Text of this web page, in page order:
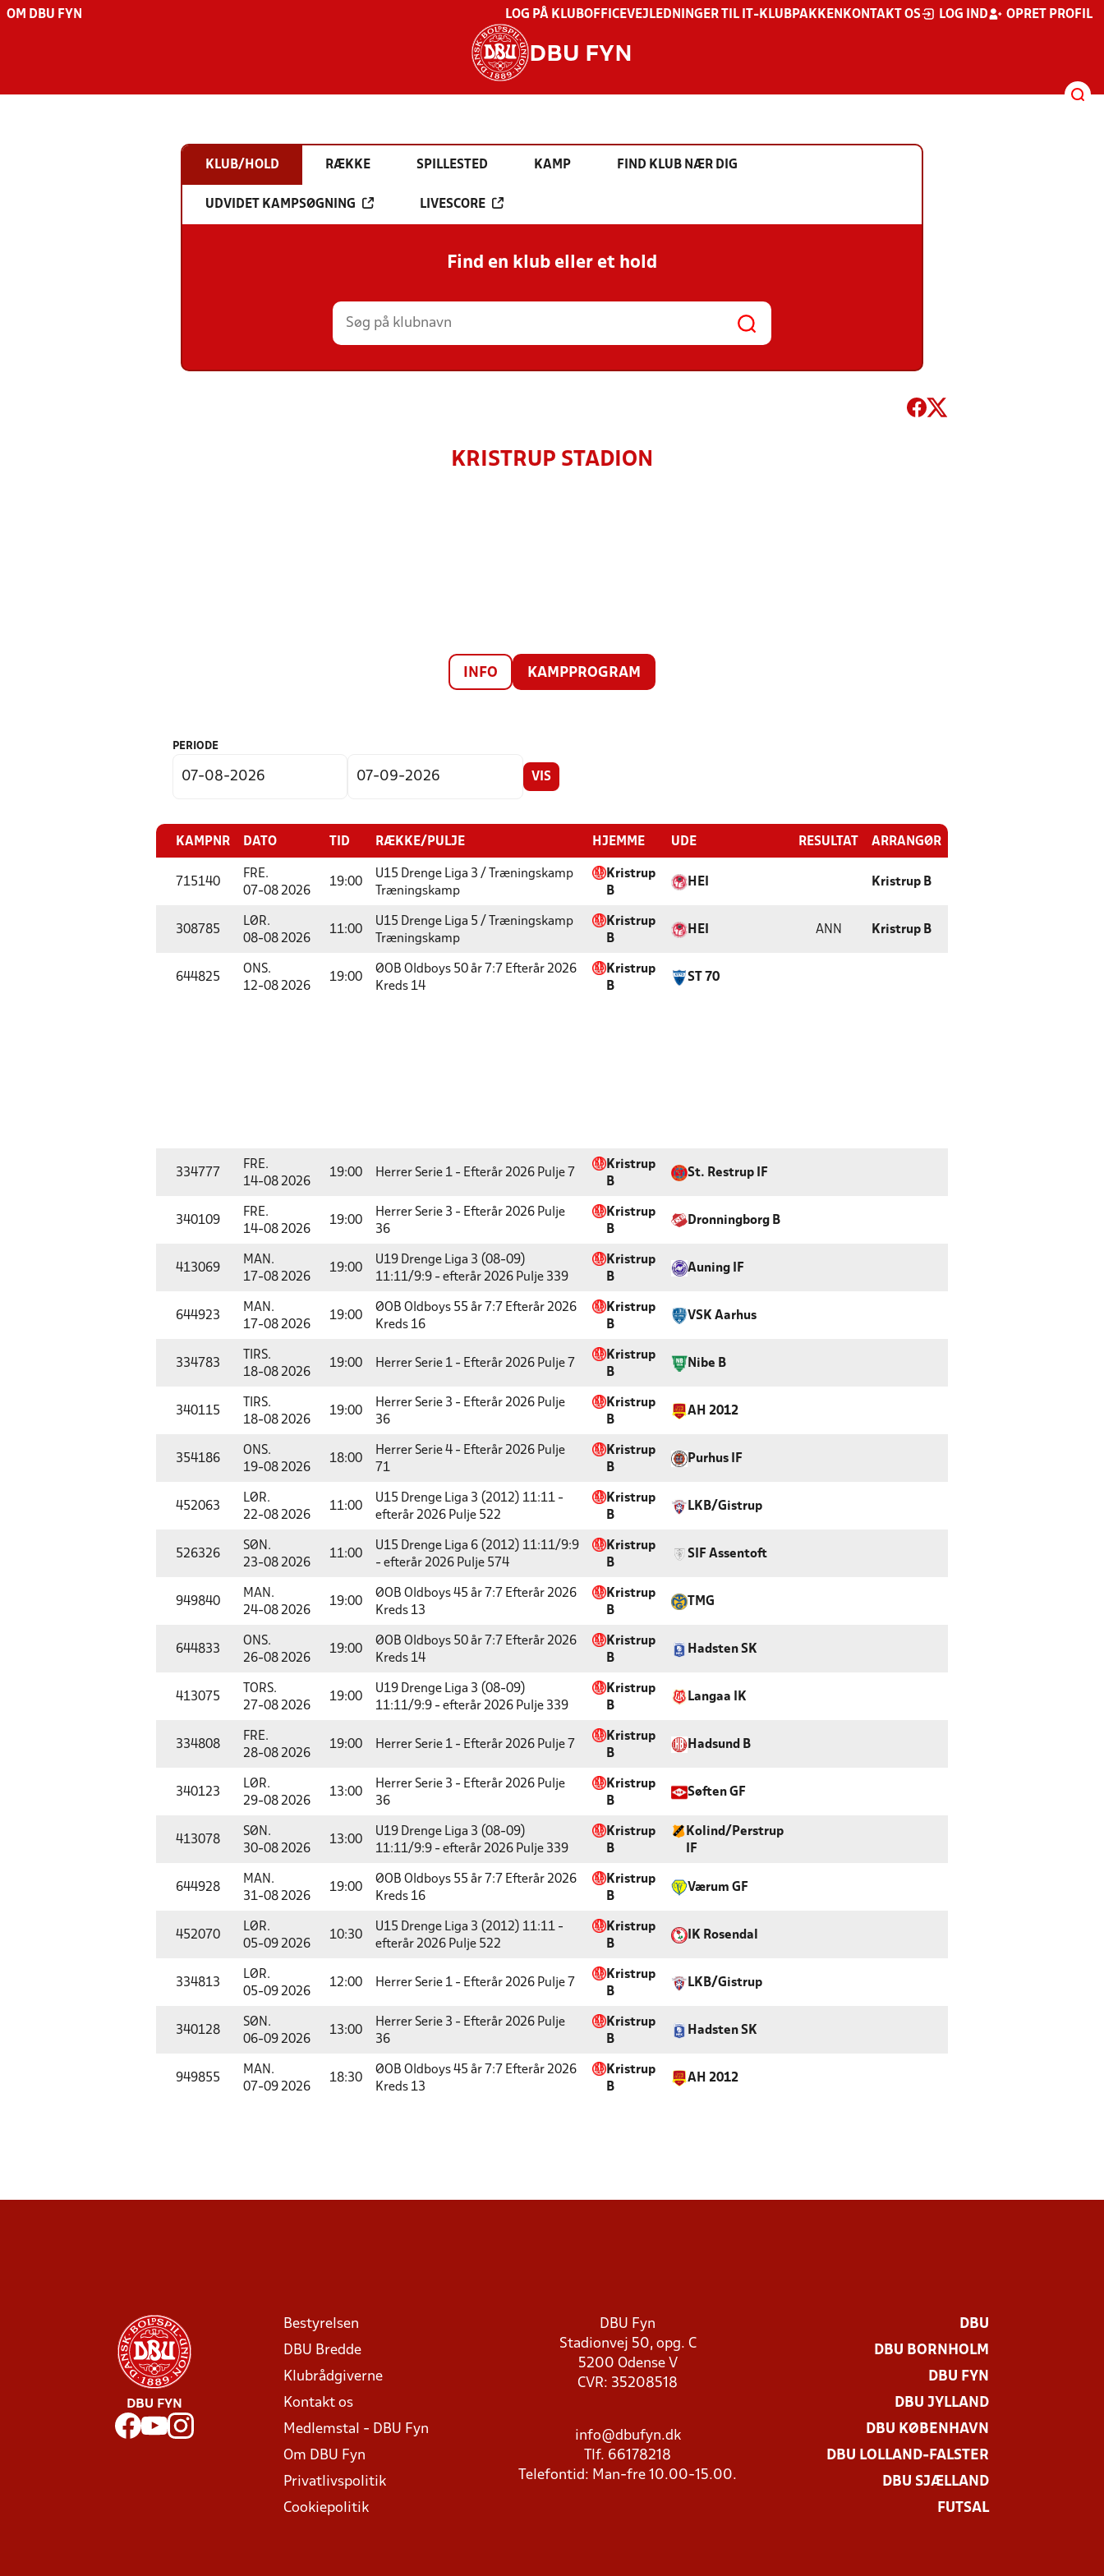
OM DBU FYN LOG PÅ KLUBOFFICEVEJLEDNINGER TIL IT-KLUBPAKKEN KONTAKT OS LOG IND OPRET PROFIL
DBU FYN
KLUB/HOLD RÆKKE SPILLESTED KAMP FIND KLUB NÆR DIG
UDVIDET KAMPSØGNING LIVESCORE
Find en klub eller et hold
KRISTRUP STADION
INFO KAMPPROGRAM
PERIODE
VIS
KAMPNR DATO TID RÆKKE/PULJE HJEMME UDE RESULTAT ARRANGØR
715140
FRE.
07-08 2026
19:00
U15 Drenge Liga 3 / Træningskamp
Træningskamp
Kristrup
B
HEI Kristrup B
308785
LØR.
08-08 2026
11:00
U15 Drenge Liga 5 / Træningskamp
Træningskamp
Kristrup
B
HEI ANN Kristrup B
644825
ONS.
12-08 2026
19:00
ØOB Oldboys 50 år 7:7 Efterår 2026
Kreds 14
Kristrup
B
ST 70
334777
FRE.
14-08 2026
19:00 Herrer Serie 1 - Efterår 2026 Pulje 7
Kristrup
B
St. Restrup IF
340109
FRE.
14-08 2026
19:00
Herrer Serie 3 - Efterår 2026 Pulje
36
Kristrup
B
Dronningborg B
413069
MAN.
17-08 2026
19:00
U19 Drenge Liga 3 (08-09)
11:11/9:9 - efterår 2026 Pulje 339
Kristrup
B
Auning IF
644923
MAN.
17-08 2026
19:00
ØOB Oldboys 55 år 7:7 Efterår 2026
Kreds 16
Kristrup
B
VSK Aarhus
334783
TIRS.
18-08 2026
19:00 Herrer Serie 1 - Efterår 2026 Pulje 7
Kristrup
B
Nibe B
340115
TIRS.
18-08 2026
19:00
Herrer Serie 3 - Efterår 2026 Pulje
36
Kristrup
B
AH 2012
354186
ONS.
19-08 2026
18:00
Herrer Serie 4 - Efterår 2026 Pulje
71
Kristrup
B
Purhus IF
452063
LØR.
22-08 2026
11:00
U15 Drenge Liga 3 (2012) 11:11 -
efterår 2026 Pulje 522
Kristrup
B
LKB/Gistrup
526326
SØN.
23-08 2026
11:00
U15 Drenge Liga 6 (2012) 11:11/9:9
- efterår 2026 Pulje 574
Kristrup
B
SIF Assentoft
949840
MAN.
24-08 2026
19:00
ØOB Oldboys 45 år 7:7 Efterår 2026
Kreds 13
Kristrup
B
TMG
644833
ONS.
26-08 2026
19:00
ØOB Oldboys 50 år 7:7 Efterår 2026
Kreds 14
Kristrup
B
Hadsten SK
413075
TORS.
27-08 2026
19:00
U19 Drenge Liga 3 (08-09)
11:11/9:9 - efterår 2026 Pulje 339
Kristrup
B
Langaa IK
334808
FRE.
28-08 2026
19:00 Herrer Serie 1 - Efterår 2026 Pulje 7
Kristrup
B
Hadsund B
340123
LØR.
29-08 2026
13:00
Herrer Serie 3 - Efterår 2026 Pulje
36
Kristrup
B
Søften GF
413078
SØN.
30-08 2026
13:00
U19 Drenge Liga 3 (08-09)
11:11/9:9 - efterår 2026 Pulje 339
Kristrup
B
Kolind/Perstrup
IF
644928
MAN.
31-08 2026
19:00
ØOB Oldboys 55 år 7:7 Efterår 2026
Kreds 16
Kristrup
B
Værum GF
452070
LØR.
05-09 2026
10:30
U15 Drenge Liga 3 (2012) 11:11 -
efterår 2026 Pulje 522
Kristrup
B
IK Rosendal
334813
LØR.
05-09 2026
12:00 Herrer Serie 1 - Efterår 2026 Pulje 7
Kristrup
B
LKB/Gistrup
340128
SØN.
06-09 2026
13:00
Herrer Serie 3 - Efterår 2026 Pulje
36
Kristrup
B
Hadsten SK
949855
MAN.
07-09 2026
18:30
ØOB Oldboys 45 år 7:7 Efterår 2026
Kreds 13
Kristrup
B
AH 2012
DBU FYN
Bestyrelsen
DBU Bredde
Klubrådgiverne
Kontakt os
Medlemstal - DBU Fyn
Om DBU Fyn
Privatlivspolitik
Cookiepolitik
DBU Fyn
Stadionvej 50, opg. C
5200 Odense V
CVR: 35208518
info@dbufyn.dk
Tlf. 66178218
Telefontid: Man-fre 10.00-15.00.
DBU
DBU BORNHOLM
DBU FYN
DBU JYLLAND
DBU KØBENHAVN
DBU LOLLAND-FALSTER
DBU SJÆLLAND
FUTSAL